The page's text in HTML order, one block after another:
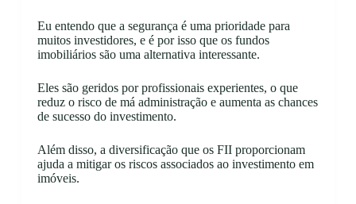
Eu entendo que a segurança é uma prioridade para
muitos investidores, e é por isso que os fundos
imobiliários são uma alternativa interessante.
Eles são geridos por profissionais experientes, o que
reduz o risco de má administração e aumenta as chances
de sucesso do investimento.
Além disso, a diversificação que os FII proporcionam
ajuda a mitigar os riscos associados ao investimento em
imóveis.